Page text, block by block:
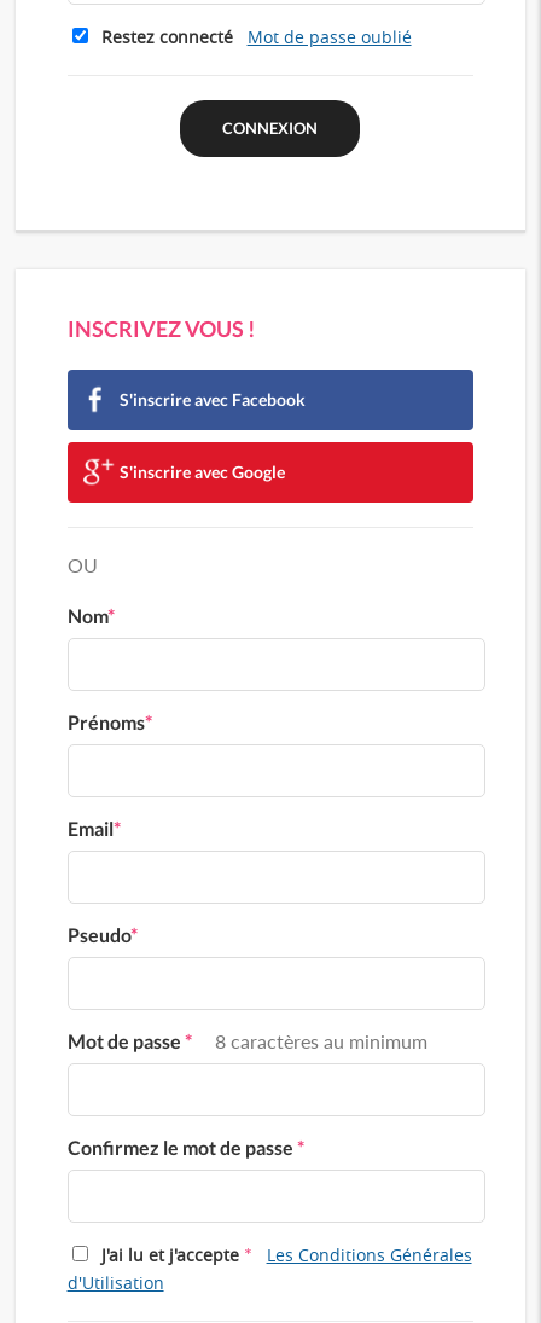
Restez connecté Mot de passe oublié
INSCRIVEZ VOUS !
S'inscrire avec Facebook
S'inscrire avec Google
OU
Nom*
Prénoms*
Email*
Pseudo*
Mot de passe * 8 caractères au minimum
Confirmez le mot de passe *
J'ai lu et j'accepte *
Les Conditions Générales
d'Utilisation